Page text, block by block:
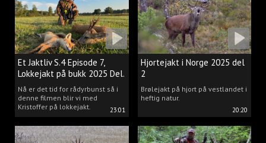
23:01
Et Jaktliv S.4 Episode 7,
Lokkejakt på bukk 2025 Del.
2
Nå er det tid for rådyrbunst så i
denne filmen blir vi med
Kristoffer på lokkejakt.
20:20
Hjortejakt i Norge 2025 del
2
Brølejakt på hjort på vestlandet i
heftig natur.